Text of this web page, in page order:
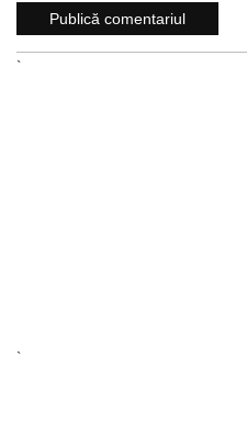
`
`